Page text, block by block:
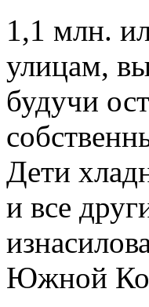
1,1 млн.
улицам,
будучи
Дети
и все
Южной